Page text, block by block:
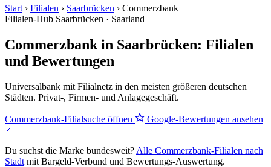
Start › Filialen › Saarbrücken › Commerzbank
Filialen-Hub Saarbrücken · Saarland
Commerzbank in Saarbrücken: Filialen
und Bewertungen
Universalbank mit Filialnetz in den meisten größeren deutschen
Städten. Privat-, Firmen- und Anlagegeschäft.
Commerzbank-Filialsuche öffnen Google-Bewertungen ansehen
Du suchst die Marke bundesweit? Alle Commerzbank-Filialen nach
Stadt mit Bargeld-Verbund und Bewertungs-Auswertung.